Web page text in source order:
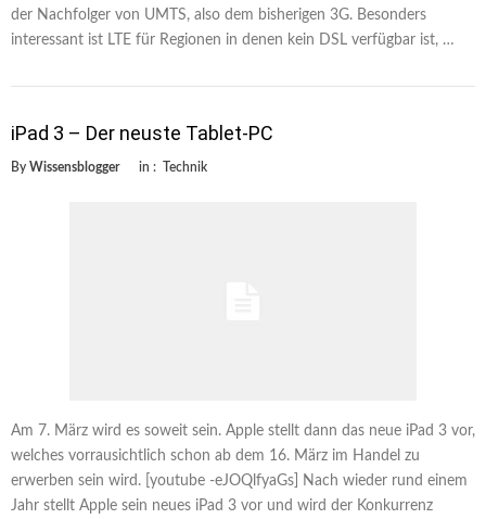
der Nachfolger von UMTS, also dem bisherigen 3G. Besonders
interessant ist LTE für Regionen in denen kein DSL verfügbar ist, …
iPad 3 – Der neuste Tablet-PC
By Wissensblogger in : Technik
Am 7. März wird es soweit sein. Apple stellt dann das neue iPad 3 vor,
welches vorrausichtlich schon ab dem 16. März im Handel zu
erwerben sein wird. [youtube -eJOQlfyaGs] Nach wieder rund einem
Jahr stellt Apple sein neues iPad 3 vor und wird der Konkurrenz